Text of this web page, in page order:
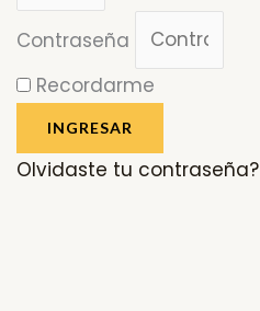
Contraseña
Recordarme
INGRESAR
Olvidaste tu contraseña?